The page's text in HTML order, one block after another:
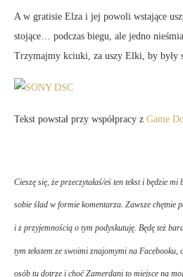
A w gratisie Elza i jej powoli wstające
stojące… podczas biegu, ale jedno
Trzymajmy kciuki, za uszy Elki, by były
Tekst powstał przy współpracy z Game
Cieszę się, że przeczytałaś/eś ten tekst i będzie
sobie ślad w formie komentarza. Zawsze chętnie
i z przyjemnością o tym podyskutuję. Będę też
tym tekstem ze swoimi znajomymi na
osób tu dotrze i choć Zamerdani to miejsce na